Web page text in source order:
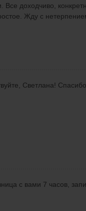
Все доходчиво,
Жду с
Светлана!
с вами 7 часов,